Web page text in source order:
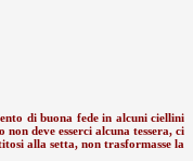
di buona fede in alcuni ciellini
deve esserci alcuna tessera, ci
alla setta, non trasformasse la